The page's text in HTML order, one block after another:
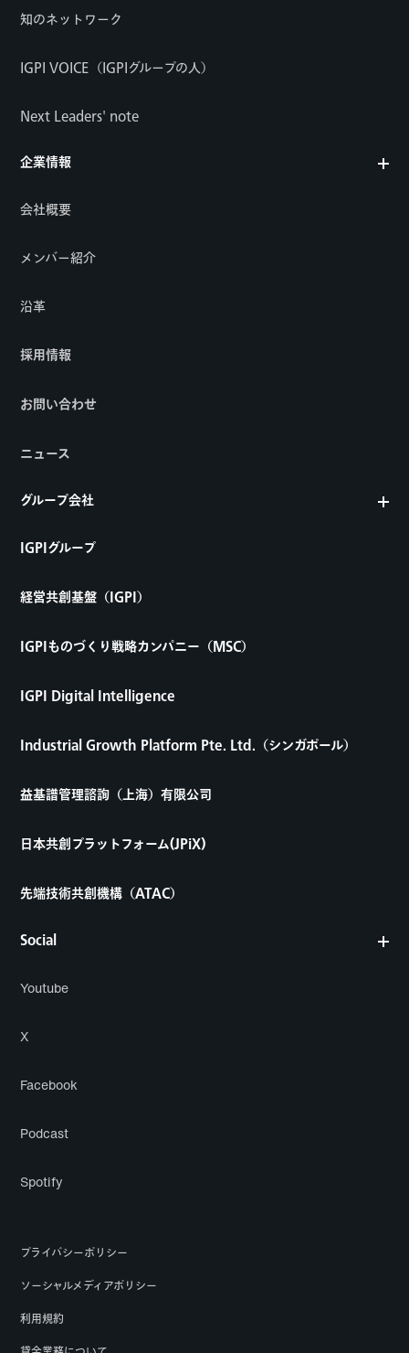
Social
Youtube
X
Facebook
Podcast
Spotify
知のネットワーク
IGPI VOICE（IGPIグループの人）
Next Leaders' note
企業情報
会社概要
メンバー紹介
沿革
採用情報
お問い合わせ
ニュース
グループ会社
IGPIグループ
経営共創基盤（IGPI）
IGPIものづくり戦略カンパニー（MSC）
IGPI Digital Intelligence
Industrial Growth Platform Pte. Ltd.（シンガポール）
益基譜管理諮詢（上海）有限公司
日本共創プラットフォーム(JPiX)
先端技術共創機構（ATAC）
プライバシーポリシー
ソーシャルメディアポリシー
利用規約